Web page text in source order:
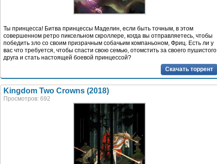
Ты принцесса! Битва принцессы Маделин, если быть точным, в этом
совершенном ретро пиксельном скроллере, когда вы отправляетесь, чтобы
победить зло со своим призрачным собачьим компаньоном, Фриц. Есть ли у
вас что требуется, чтобы спасти свою семью, отомстить за своего пушистого
друга и стать настоящей боевой принцессой?
Скачать торрент
Kingdom Two Crowns (2018)
Просмотров: 692